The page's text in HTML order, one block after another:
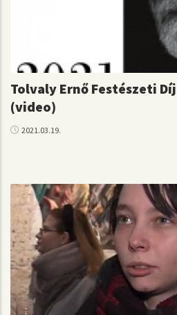
Tolvaly Ernő Festészeti
(video)
2021.03.19.